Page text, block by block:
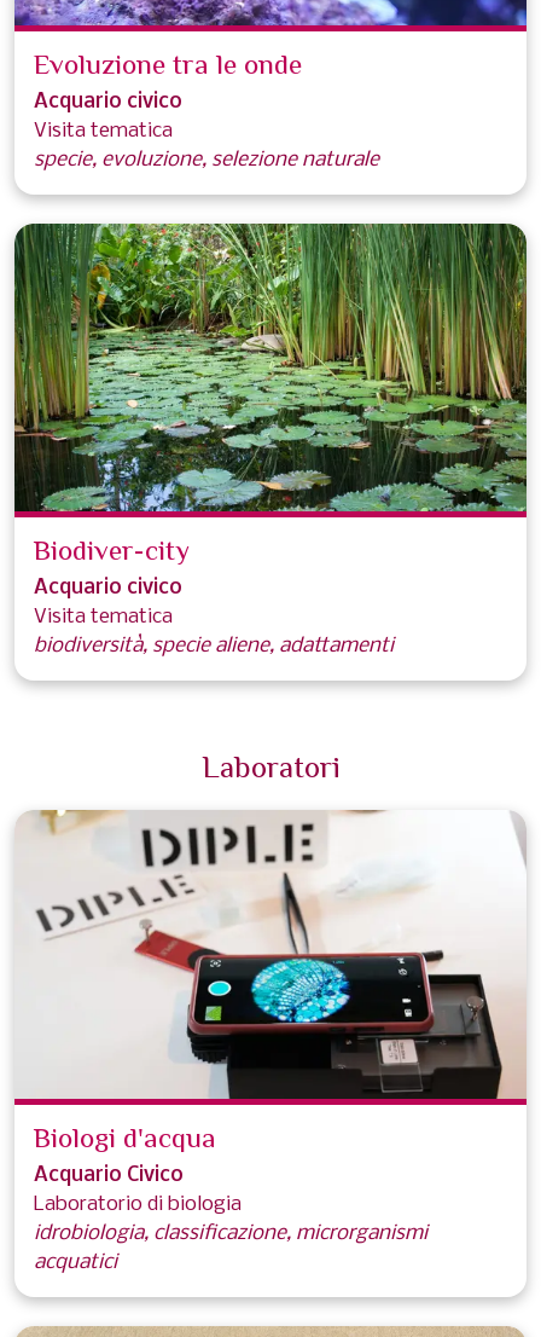
Evoluzione tra le onde
Acquario civico
Visita tematica
specie, evoluzione, selezione naturale
Biodiver-city
Acquario civico
Visita tematica
biodiversità, specie aliene, adattamenti
Laboratori
Biologi d'acqua
Acquario Civico
Laboratorio di biologia
idrobiologia, classificazione, microrganismi
acquatici